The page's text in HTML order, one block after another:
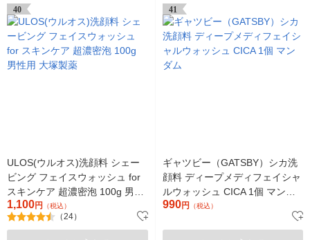
40
ULOS(ウルオス)洗顔料 シェー
ビング フェイスウォッシュ for
スキンケア 超濃密泡 100g 男性
用 大塚製薬
1,100円 （税込）
（24）
41
ギャツビー（GATSBY）シカ洗
顔料 ディープメディフェイシャ
ルウォッシュ CICA 1個 マンダ
ム
990円 （税込）